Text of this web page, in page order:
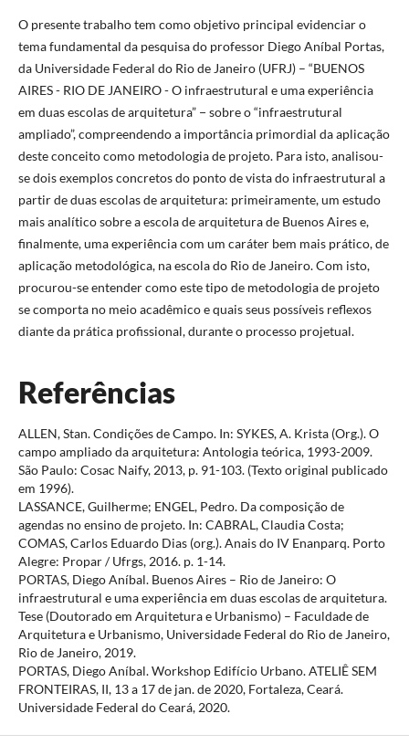
O presente trabalho tem como objetivo principal evidenciar o
tema fundamental da pesquisa do professor Diego Aníbal Portas,
da Universidade Federal do Rio de Janeiro (UFRJ) – “BUENOS
AIRES - RIO DE JANEIRO - O infraestrutural e uma experiência
em duas escolas de arquitetura” − sobre o “infraestrutural
ampliado”, compreendendo a importância primordial da aplicação
deste conceito como metodologia de projeto. Para isto, analisou-
se dois exemplos concretos do ponto de vista do infraestrutural a
partir de duas escolas de arquitetura: primeiramente, um estudo
mais analítico sobre a escola de arquitetura de Buenos Aires e,
finalmente, uma experiência com um caráter bem mais prático, de
aplicação metodológica, na escola do Rio de Janeiro. Com isto,
procurou-se entender como este tipo de metodologia de projeto
se comporta no meio acadêmico e quais seus possíveis reflexos
diante da prática profissional, durante o processo projetual.
Referências
ALLEN, Stan. Condições de Campo. In: SYKES, A. Krista (Org.). O
campo ampliado da arquitetura: Antologia teórica, 1993-2009.
São Paulo: Cosac Naify, 2013, p. 91-103. (Texto original publicado
em 1996).
LASSANCE, Guilherme; ENGEL, Pedro. Da composição de
agendas no ensino de projeto. In: CABRAL, Claudia Costa;
COMAS, Carlos Eduardo Dias (org.). Anais do IV Enanparq. Porto
Alegre: Propar / Ufrgs, 2016. p. 1-14.
PORTAS, Diego Aníbal. Buenos Aires – Rio de Janeiro: O
infraestrutural e uma experiência em duas escolas de arquitetura.
Tese (Doutorado em Arquitetura e Urbanismo) – Faculdade de
Arquitetura e Urbanismo, Universidade Federal do Rio de Janeiro,
Rio de Janeiro, 2019.
PORTAS, Diego Aníbal. Workshop Edifício Urbano. ATELIÊ SEM
FRONTEIRAS, II, 13 a 17 de jan. de 2020, Fortaleza, Ceará.
Universidade Federal do Ceará, 2020.